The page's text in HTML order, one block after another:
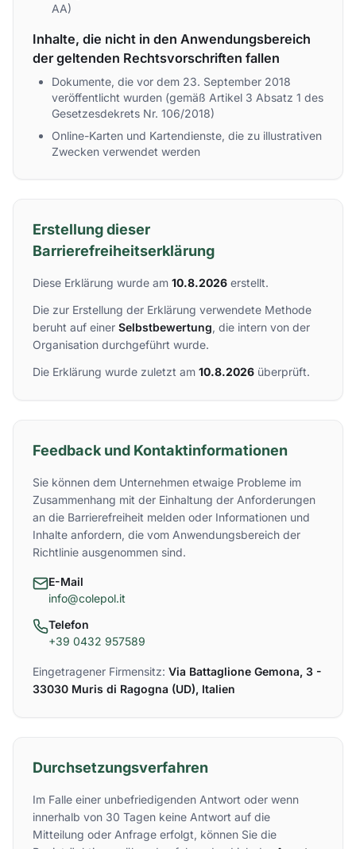
AA)
Inhalte, die nicht in den Anwendungsbereich
der geltenden Rechtsvorschriften fallen
Dokumente, die vor dem 23. September 2018
veröffentlicht wurden (gemäß Artikel 3 Absatz 1 des
Gesetzesdekrets Nr. 106/2018)
Online-Karten und Kartendienste, die zu illustrativen
Zwecken verwendet werden
Erstellung dieser
Barrierefreiheitserklärung
Diese Erklärung wurde am 10.8.2026 erstellt.
Die zur Erstellung der Erklärung verwendete Methode
beruht auf einer Selbstbewertung, die intern von der
Organisation durchgeführt wurde.
Die Erklärung wurde zuletzt am 10.8.2026 überprüft.
Feedback und Kontaktinformationen
Sie können dem Unternehmen etwaige Probleme im
Zusammenhang mit der Einhaltung der Anforderungen
an die Barrierefreiheit melden oder Informationen und
Inhalte anfordern, die vom Anwendungsbereich der
Richtlinie ausgenommen sind.
E-Mail
info@colepol.it
Telefon
+39 0432 957589
Eingetragener Firmensitz: Via Battaglione Gemona, 3 -
33030 Muris di Ragogna (UD), Italien
Durchsetzungsverfahren
Im Falle einer unbefriedigenden Antwort oder wenn
innerhalb von 30 Tagen keine Antwort auf die
Mitteilung oder Anfrage erfolgt, können Sie die